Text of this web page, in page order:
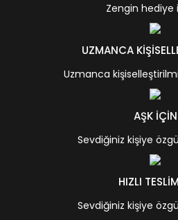
Zengin hediye
UZMANCA
Uzmanca
AŞK İÇİN
Sevdiğiniz kişiye
HIZLI
Sevdiğiniz kişiye